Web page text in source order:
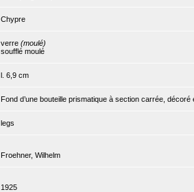
Chypre
verre (moulé)
soufflé moulé
l. 6,9 cm
Fond d’une bouteille prismatique à section carrée,
legs
Froehner, Wilhelm
1925